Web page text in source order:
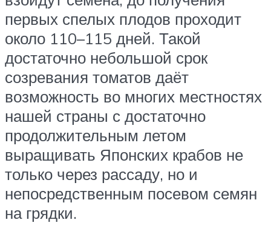
первых спелых плодов проходит
около 110–115 дней. Такой
достаточно небольшой срок
созревания томатов даёт
возможность во многих местностях
нашей страны с достаточно
продолжительным летом
выращивать Японских крабов не
только через рассаду, но и
непосредственным посевом семян
на грядки.